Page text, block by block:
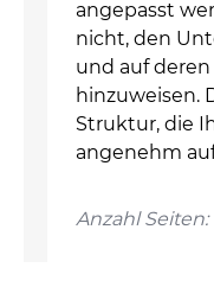
angepasst
nicht, den
und auf
hinzuweisen.
Struktur, die
angenehm
Anzahl Seiten: